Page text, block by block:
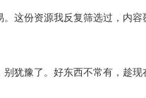
这份资源我反复筛选过，内容
犹豫了。好东西不常有，趁